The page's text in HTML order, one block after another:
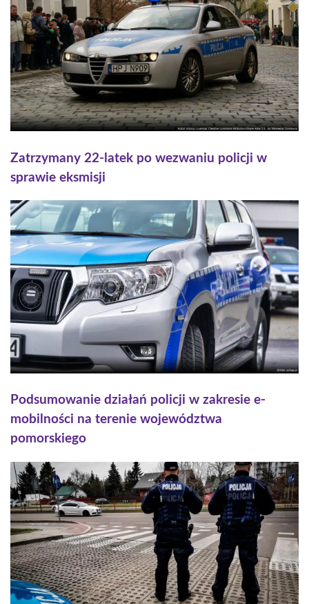
Zatrzymany 22-latek po wezwaniu policji w
sprawie eksmisji
Podsumowanie działań policji w zakresie e-
mobilności na terenie województwa
pomorskiego